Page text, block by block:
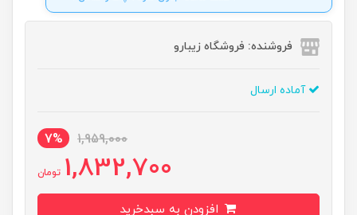
فروشنده: فروشگاه زیبارو
آماده ارسال
1,959,000
7%
1,832,700 تومان